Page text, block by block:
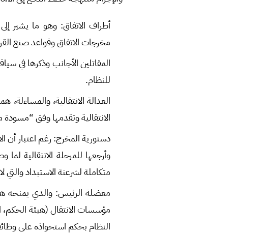
أطراف الاتفاق: وهو ما يشير
مخرجات الاتفاق وقواعد صنع
المقاتلين الأجانب وذكرها في
للنظام.
العدالة الانتقالية،
الانتقالية وتقدمها وفق
دستورية المخرج: رغم اعتبار أن
متكاملة لشرعنة الاستبداد
معضلة الرئيس: والذي يمنحه
مؤسسات الانتقال (هيئة
النظام بحكم استحواذه على